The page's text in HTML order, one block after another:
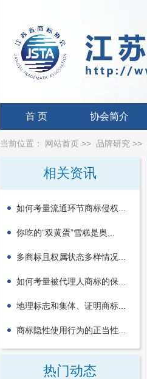
首 页 协会简介
当前位置： 网站首页 >> 品牌研究 >>
相关资讯
如何考量流通环节商标侵权...
你吃的“双黄蛋”雪糕是奥...
多商标且权属状态多样情况...
如何考量被代理人商标的保...
地理标志和集体、证明商标...
商标隐性使用行为的正当性...
热门动态